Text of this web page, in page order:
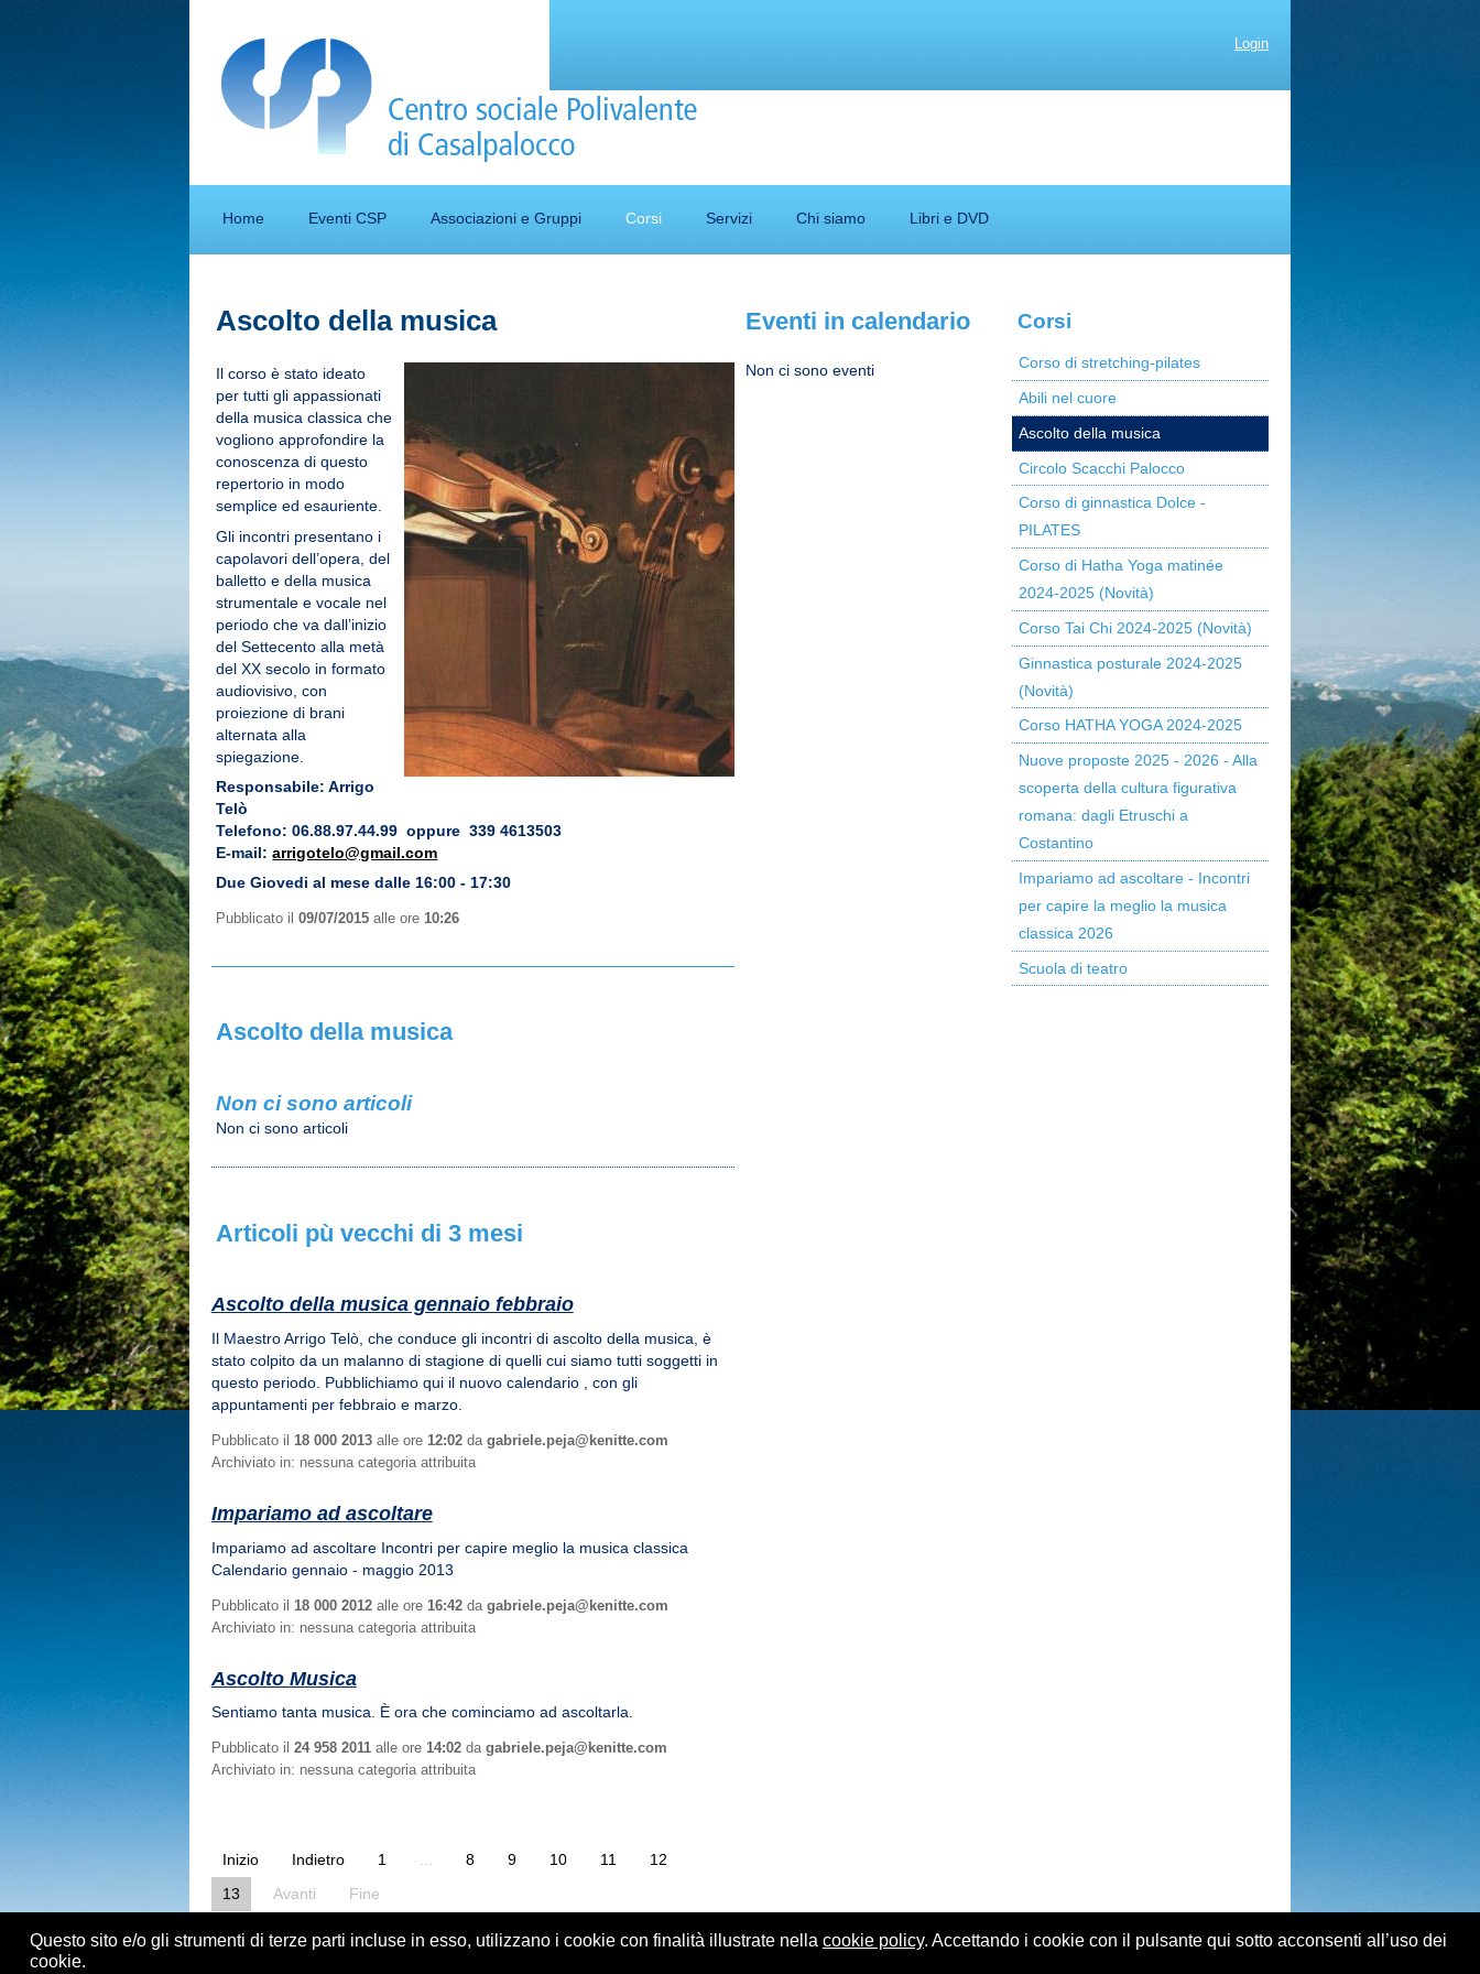
Questo sito e/o gli strumenti di terze parti incluse in esso, utilizzano i cookie con finalità illustrate nella cookie policy. Accettando i cookie con il pulsante qui sotto acconsenti all’uso dei
cookie.
Login
Home Eventi CSP Associazioni e Gruppi Corsi Servizi Chi siamo Libri e DVD
Ascolto della musica
Il corso è stato ideato
per tutti gli appassionati
della musica classica che
vogliono approfondire la
conoscenza di questo
repertorio in modo
semplice ed esauriente.
Gli incontri presentano i
capolavori dell’opera, del
balletto e della musica
strumentale e vocale nel
periodo che va dall’inizio
del Settecento alla metà
del XX secolo in formato
audiovisivo, con
proiezione di brani
alternata alla
spiegazione.
Responsabile: Arrigo
Telò
Telefono: 06.88.97.44.99 oppure 339 4613503
E-mail:arrigotelo@gmail.com
Due Giovedi al mese dalle 16:00 - 17:30
Pubblicato il09/07/2015 alle ore 10:26
Ascolto della musica
Non ci sono articoli
Non ci sono articoli
Articoli pù vecchi di 3 mesi
Ascolto della musica gennaio febbraio
Il Maestro Arrigo Telò, che conduce gli incontri di ascolto della musica, è
stato colpito da un malanno di stagione di quelli cui siamo tutti soggetti in
questo periodo. Pubblichiamo qui il nuovo calendario , con gli
appuntamenti per febbraio e marzo.
Pubblicato il 18 000 2013 alle ore 12:02 da gabriele.peja@kenitte.com
Archiviato in: nessuna categoria attribuita
Impariamo ad ascoltare
Impariamo ad ascoltare Incontri per capire meglio la musica classica
Calendario gennaio - maggio 2013
Pubblicato il 18 000 2012 alle ore 16:42 da gabriele.peja@kenitte.com
Archiviato in: nessuna categoria attribuita
Ascolto Musica
Sentiamo tanta musica. È ora che cominciamo ad ascoltarla.
Pubblicato il 24 958 2011 alle ore 14:02 da gabriele.peja@kenitte.com
Archiviato in: nessuna categoria attribuita
Inizio Indietro 1 8 9 10 11
12
13
Avanti Fine
Eventi in calendario
Non ci sono eventi
Corsi
Corso di stretching-pilates
Abili nel cuore
Ascolto della musica
Circolo Scacchi Palocco
Corso di ginnastica Dolce -
PILATES
Corso di Hatha Yoga matinée
2024-2025 (Novità)
Corso Tai Chi 2024-2025 (Novità)
Ginnastica posturale 2024-2025
(Novità)
Corso HATHA YOGA 2024-2025
Nuove proposte 2025 - 2026 - Alla
scoperta della cultura figurativa
romana: dagli Etruschi a
Costantino
Impariamo ad ascoltare - Incontri
per capire la meglio la musica
classica 2026
Scuola di teatro